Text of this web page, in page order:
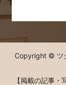
Copyright © ツ
【掲載の記事